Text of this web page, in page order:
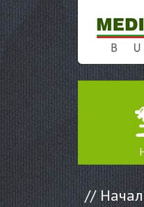
SKIP TO
//